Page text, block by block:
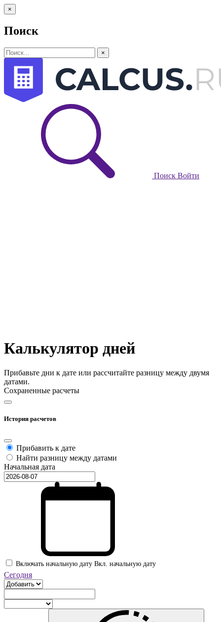
×
Поиск
×
Поиск Войти
Калькулятор дней
Прибавьте дни к дате или рассчитайте разницу между двумя
датами.
Сохраненные расчеты
История расчетов
Прибавить к дате
Найти разницу между датами
Начальная дата
Включать начальную дату Вкл. начальную дату
Сегодня